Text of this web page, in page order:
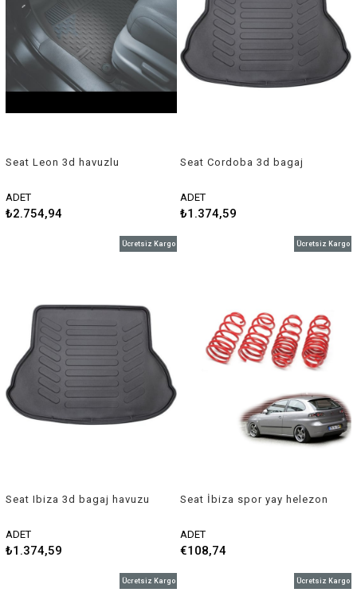
Seat Leon 3d havuzlu
ADET
₺2.754,94
Seat Cordoba 3d bagaj
ADET
₺1.374,59
Seat Ibiza 3d bagaj havuzu
ADET
₺1.374,59
Ücretsiz Kargo
Seat İbiza spor yay helezon
ADET
€108,74
Ücretsiz Kargo
Ücretsiz Kargo Ücretsiz Kargo